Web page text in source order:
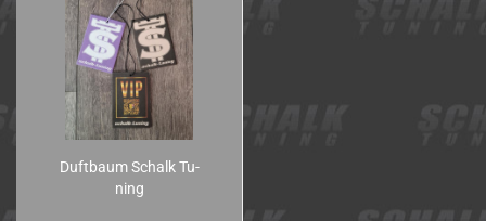
Duft­baum Schalk Tu­
ning